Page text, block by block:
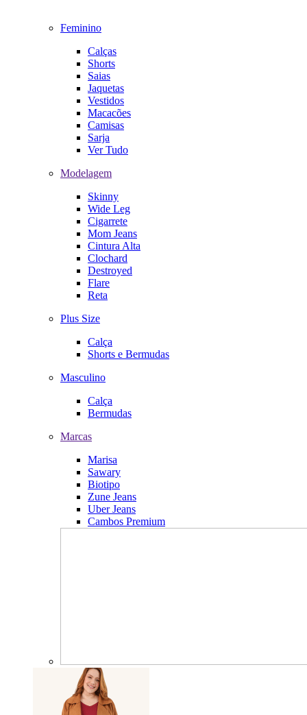
Feminino
Calças
Shorts
Saias
Jaquetas
Vestidos
Macacões
Camisas
Sarja
Ver Tudo
Modelagem
Skinny
Wide Leg
Cigarrete
Mom Jeans
Cintura Alta
Clochard
Destroyed
Flare
Reta
Plus Size
Calça
Shorts e Bermudas
Masculino
Calça
Bermudas
Marcas
Marisa
Sawary
Biotipo
Zune Jeans
Uber Jeans
Cambos Premium